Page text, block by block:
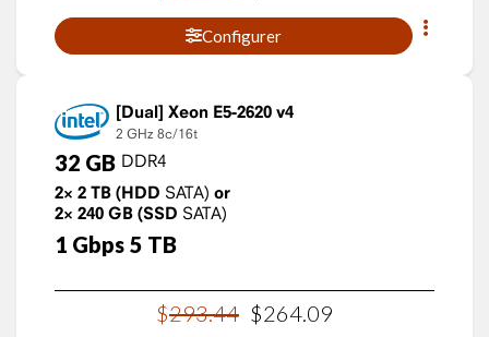
Configurer
Xeon E5-2620 v4
2 GHz 8c/16t
32 GB DDR4
2× 2 TB (HDD SATA) or
2× 240 GB (SSD SATA)
1 Gbps 5 TB
$293.44 $264.09